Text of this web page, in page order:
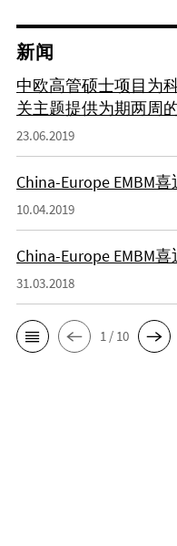
新闻
中欧高管硕士项目为
关主题提供为期两周
23.06.2019
China-Europe EMBM
10.04.2019
China-Europe EMBM
31.03.2018
1 / 10